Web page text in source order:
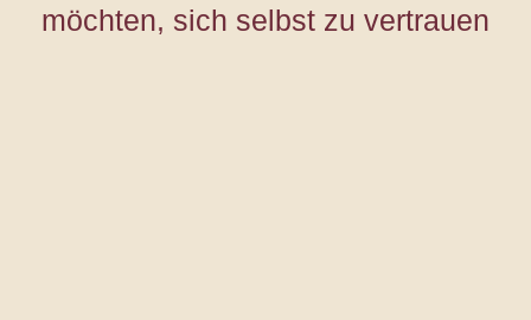
möchten, sich selbst zu vertrauen